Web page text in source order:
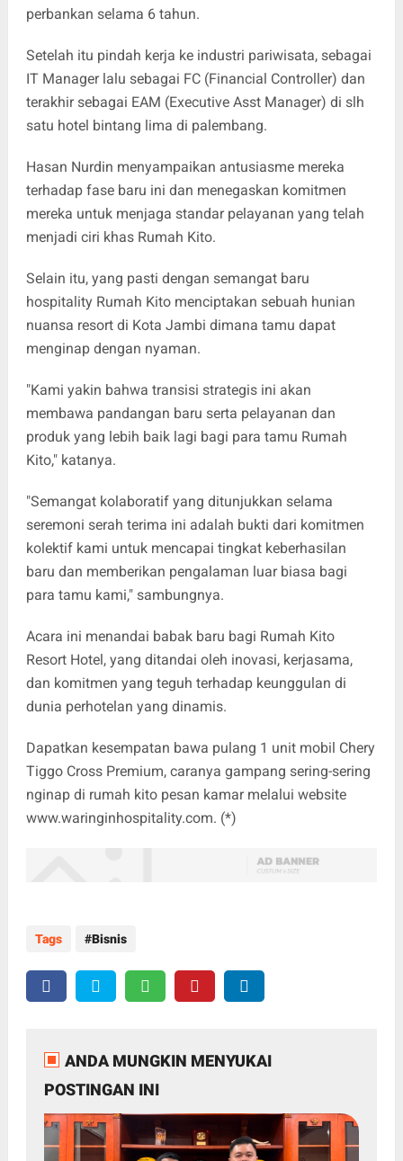
perbankan selama 6 tahun.
Setelah itu pindah kerja ke industri pariwisata, sebagai
IT Manager lalu sebagai FC (Financial Controller) dan
terakhir sebagai EAM (Executive Asst Manager) di slh
satu hotel bintang lima di palembang.
Hasan Nurdin menyampaikan antusiasme mereka
terhadap fase baru ini dan menegaskan komitmen
mereka untuk menjaga standar pelayanan yang telah
menjadi ciri khas Rumah Kito.
Selain itu, yang pasti dengan semangat baru
hospitality Rumah Kito menciptakan sebuah hunian
nuansa resort di Kota Jambi dimana tamu dapat
menginap dengan nyaman.
"Kami yakin bahwa transisi strategis ini akan
membawa pandangan baru serta pelayanan dan
produk yang lebih baik lagi bagi para tamu Rumah
Kito," katanya.
"Semangat kolaboratif yang ditunjukkan selama
seremoni serah terima ini adalah bukti dari komitmen
kolektif kami untuk mencapai tingkat keberhasilan
baru dan memberikan pengalaman luar biasa bagi
para tamu kami," sambungnya.
Acara ini menandai babak baru bagi Rumah Kito
Resort Hotel, yang ditandai oleh inovasi, kerjasama,
dan komitmen yang teguh terhadap keunggulan di
dunia perhotelan yang dinamis.
Dapatkan kesempatan bawa pulang 1 unit mobil Chery
Tiggo Cross Premium, caranya gampang sering-sering
nginap di rumah kito pesan kamar melalui website
www.waringinhospitality.com. (*)
Tags Bisnis
ANDA MUNGKIN MENYUKAI
POSTINGAN INI